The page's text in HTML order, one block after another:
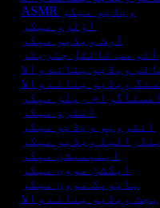
ASMR ویڈیو میکر
آؤٹرو میکر
آرٹ ویڈیو میکر
آٹو سب ٹائٹل جنریٹر
ویڈیو بنانے والا
ویڈیو بنانے والا
انسٹاگرام ریلز میکر
انٹرو میکر
انٹرویو ویڈیو میکر
ویڈیو میکر
اینیمیشن میکر
ایکشن مووی میکر
بایوپک مووی میکر
بجٹ ویڈیو بنانے والا